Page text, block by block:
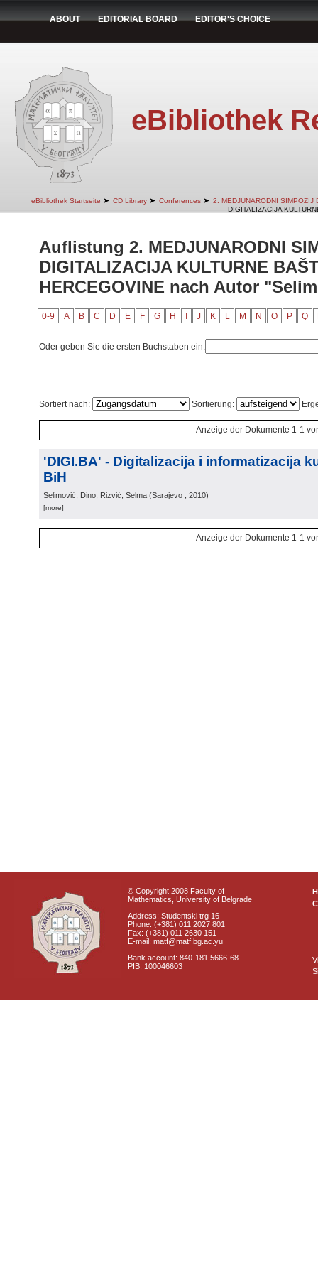
ABOUT EDITORIAL BOARD EDITOR'S CHOICE
eBibliothek
eBibliothek Startseite ➤ CD Library ➤ Conferences ➤ 2. MEDJUNARODNI SIMPOZIJ
DIGITALIZACIJA
Auflistung 2. MEDJUNARODNI
DIGITALIZACIJA KULTURNE
HERCEGOVINE nach Autor
0-9 A B C D E F G H J K L M N O P Q
Oder geben Sie die ersten Buchstaben ein:
Sortiert nach: Sortierung:
Anzeige der Dokumente 1-1
'DIGI.BA' - Digitalizacija i informatizacija
BiH
Selimović, Dino; Rizvić, Selma (Sarajevo , 2010)
[more]
Anzeige der Dokumente 1-1
© Copyright 2008 Faculty of
Mathematics, University of Belgrade
Address: Studentski trg 16
Phone: (+381) 011 2027 801
Fax: (+381) 011 2630 151
E-mail: matf@matf.bg.ac.yu
Bank account: 840-181 5666-68
PIB: 100046603